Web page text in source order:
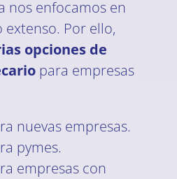
nos enfocamos en
Por ello,
opciones de
para empresas
nuevas empresas.
pymes.
empresas con